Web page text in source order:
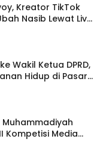
Kreator TikTok
Nasib Lewat Live
Wakil Ketua DPRD,
Hidup di Pasar
Muhammadiyah
Kompetisi Media
Internasional